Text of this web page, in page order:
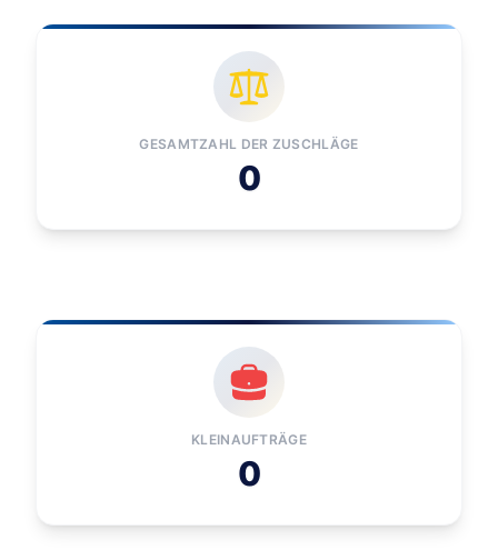
GESAMTZAHL DER ZUSCHLÄGE
0
KLEINAUFTRÄGE
0